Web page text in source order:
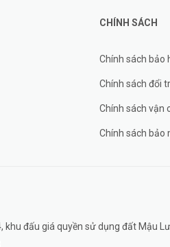
CHÍNH SÁCH
Chính sách bảo
Chính sách đổi
Chính sách vận
Chính sách bảo
khu đấu giá quyền sử dụng đất Mậu